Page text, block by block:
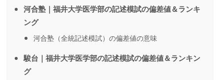
河合塾｜福井大学医学部の記述模試の偏差値＆ランキ
ング
河合塾（全統記述模試）の偏差値の意味
駿台｜福井大学医学部の記述模試の偏差値＆ランキン
グ